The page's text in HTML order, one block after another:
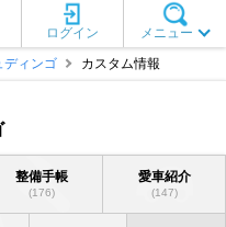
メニュー
ログイン
ディンゴ カスタム情報
整備手帳
(176)
愛車紹介
(147)